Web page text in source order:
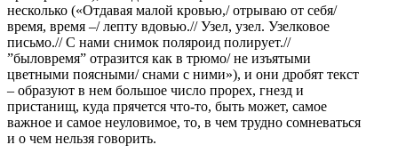
несколько («Отдавая малой кровью,/ отрываю от себя/
время, время –/ лепту вдовью.// Узел, узел. Узелковое
письмо.// С нами снимок поляроид полирует.//
”быловремя” отразится как в трюмо/ не изъятыми
цветными поясными/ снами с ними»), и они дробят текст
– образуют в нем большое число прорех, гнезд и
пристанищ, куда прячется что-то, быть может, самое
важное и самое неуловимое, то, в чем трудно сомневаться
и о чем нельзя говорить.